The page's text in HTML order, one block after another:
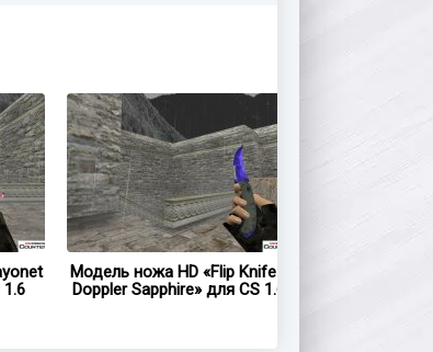
Модель ножа HD «Flip Knife -
Doppler Sapphire» для CS 1.6
Модель ножа HD
Knife - Doppler